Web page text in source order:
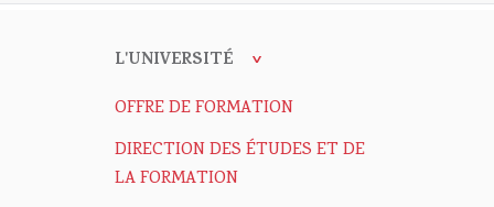
L'UNIVERSITÉ
OFFRE DE FORMATION
DIRECTION DES ÉTUDES ET DE
LA FORMATION